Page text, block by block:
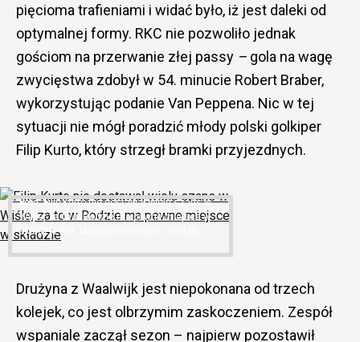
pięcioma trafieniami i widać było, iż jest daleki od
optymalnej formy. RKC nie pozwoliło jednak
gościom na przerwanie złej passy – gola na wagę
zwycięstwa zdobył w 54. minucie Robert Braber,
wykorzystując podanie Van Peppena. Nic w tej
sytuacji nie mógł poradzić młody polski golkiper
Filip Kurto, który strzegł bramki przyjezdnych.
Filip Kurto nie dostawał wielu szans w
Wiśle, za to w Rodzie ma pewne miejsce w
składzie (fot. Mikołaj Olszewski / iGol.pl)
Drużyna z Waalwijk jest niepokonana od trzech
kolejek, co jest olbrzymim zaskoczeniem. Zespół
wspaniale zaczął sezon – najpierw pozostawił